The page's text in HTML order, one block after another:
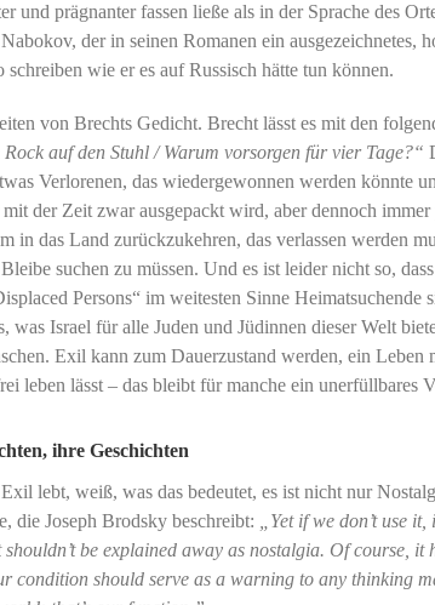
und prägnanter fassen ließe als in der Sprache des
der in seinen Romanen ein ausgezeichnetes,
schreiben wie er es auf Russisch hätte tun können.
von Brechts Gedicht. Brecht lässt es mit den
auf den Stuhl / Warum vorsorgen für vier Tage?“
Verlorenen, das wiedergewonnen werden könnte
der Zeit zwar ausgepackt wird, aber dennoch
in das Land zurückzukehren, das verlassen werden
suchen zu müssen. Und es ist leider nicht so,
Persons“ im weitesten Sinne Heimatsuchende
was Israel für alle Juden und Jüdinnen dieser Welt
Exil kann zum Dauerzustand werden, ein
leben lässt – das bleibt für manche ein unerfüllbares
ihre Geschichten
lebt, weiß, was das bedeutet, es ist nicht nur
die Joseph Brodsky beschreibt: „Yet if we don’t use
be explained away as nostalgia. Of course,
condition should serve as a warning to any thinking